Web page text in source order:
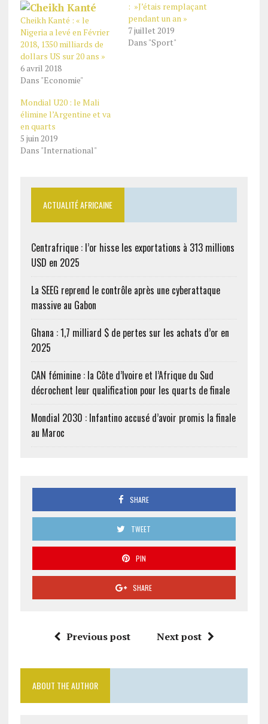
Cheikh Kanté : « le
Nigeria a levé en Février
2018, 1350 milliards de
dollars US sur 20 ans »
6 avril 2018
Dans "Economie"
: »J’étais remplaçant
pendant un an »
7 juillet 2019
Dans "Sport"
Mondial U20 : le Mali
élimine l’Argentine et va
en quarts
5 juin 2019
Dans "International"
ACTUALITÉ AFRICAINE
Centrafrique : l’or hisse les exportations à 313 millions
USD en 2025
La SEEG reprend le contrôle après une cyberattaque
massive au Gabon
Ghana : 1,7 milliard $ de pertes sur les achats d’or en
2025
CAN féminine : la Côte d’Ivoire et l’Afrique du Sud
décrochent leur qualification pour les quarts de finale
Mondial 2030 : Infantino accusé d’avoir promis la finale
au Maroc
SHARE
TWEET
PIN
SHARE
Previous post Next post
ABOUT THE AUTHOR